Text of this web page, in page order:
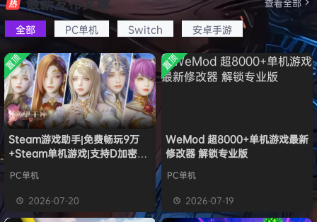
HYPERVISOR》免安装中文
版
Dark
Knight》
免安装中
文版
Shadow
s》免安装
版，非虚
拟机
线
6（Forza
Horizon
6）免安装
中文版
c
Heart》
免安装中
文版
（Crimso
n Desert
HYPERVI
SOR）免
安装中文
版
曲
（Reside
nt Evil
Requiem
）免安装
中文版
e******i 签到获取 43 点积分
8月7日
欢迎Q*H 加入本站
8月6日
加入本站
8月6日
普洱 签到获取 39 点积分 8月6日
欢迎普洱 加入本站 8月6日
欢迎0**3 加入本站
欢迎c***s 加入本站
欢迎V****y 加入本站
8月6日
欢迎兔**** 加入本站 10小时前
加入本站
加入本站 18小时前
全部 PC单机 Switch 安卓手游
查看全部
置顶
Steam游戏助手|免费畅玩9万
+Steam单机游戏|支持D加密以
PC单机
2026-07-20
置顶
WeMod 超8000+单机游戏最新
修改器 解锁专业版
PC单机
2026-07-19